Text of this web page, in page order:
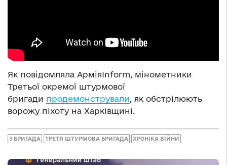
Як повідомляла АрміяInform, мінометники
Третьої окремої штурмової
бригади продемонстрували, як обстрілюють
ворожу піхоту на Харківщині.
3 БРИГАДА ТРЕТЯ ШТУРМОВА БРИГАДА ХРОНІКА ВІЙНИ